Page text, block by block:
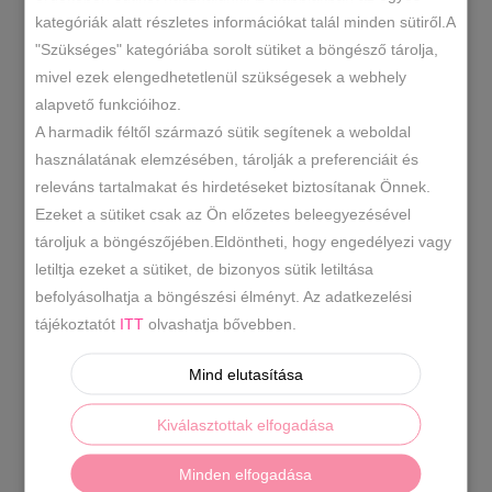
kategóriák alatt részletes információkat talál minden sütiről.A
"Szükséges" kategóriába sorolt sütiket a böngésző tárolja,
mivel ezek elengedhetetlenül szükségesek a webhely
alapvető funkcióihoz.
A harmadik féltől származó sütik segítenek a weboldal
használatának elemzésében, tárolják a preferenciáit és
releváns tartalmakat és hirdetéseket biztosítanak Önnek.
Ezeket a sütiket csak az Ön előzetes beleegyezésével
tároljuk a böngészőjében.Eldöntheti, hogy engedélyezi vagy
letiltja ezeket a sütiket, de bizonyos sütik letiltása
befolyásolhatja a böngészési élményt. Az adatkezelési
tájékoztatót ITT olvashatja bővebben.
Mind elutasítása
Kiválasztottak elfogadása
Minden elfogadása